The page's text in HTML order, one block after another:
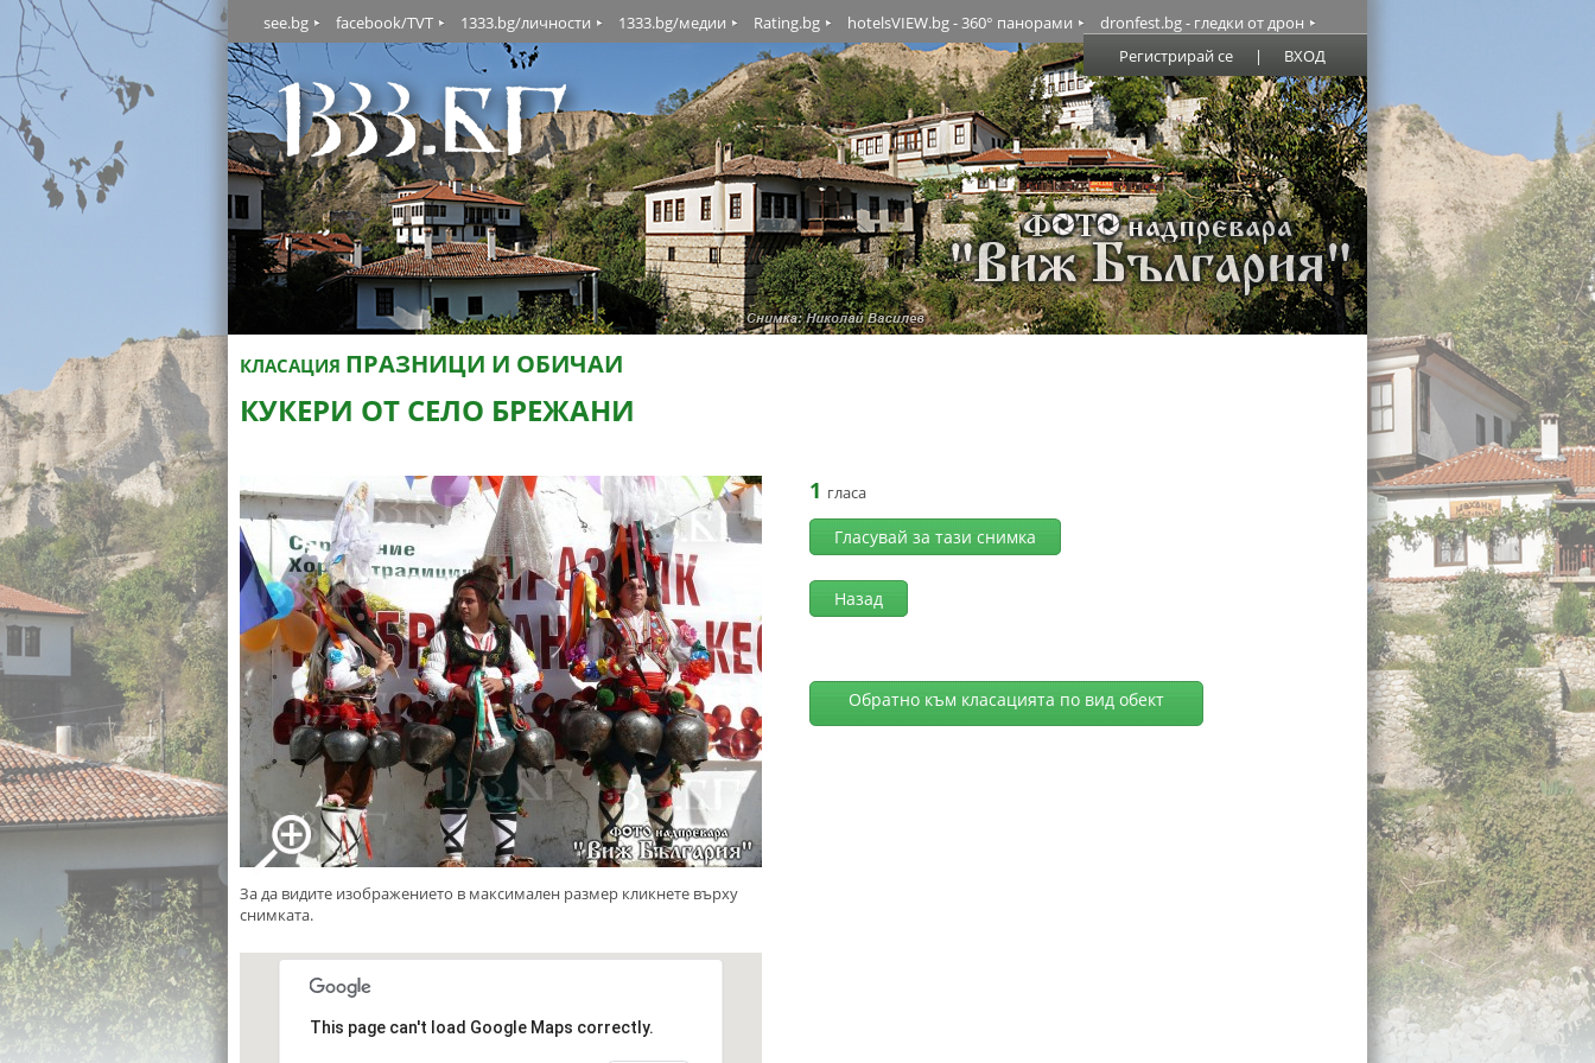
see.bg facebook/TVT 1333.bg/личности 1333.bg/медии Rating.bg hotelsVIEW.bg - 360° панорами
dronfest.bg - гледки от дрон
Регистрирай се
| ВХОД
КЛАСАЦИЯ ПРАЗНИЦИ И ОБИЧАИ
КУКЕРИ ОТ СЕЛО БРЕЖАНИ
За да видите изображението в максимален размер кликнете върху
снимката.
1 гласа
Гласувай за тази снимка
Назад
Обратно към класацията по вид обект
This page can't load Google Maps correctly.